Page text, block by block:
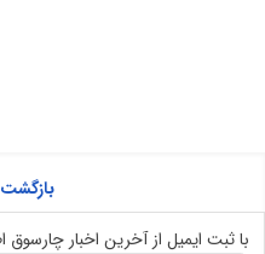
بازگشت
با ثبت ایمیل از آخرین اخبار چارسوق